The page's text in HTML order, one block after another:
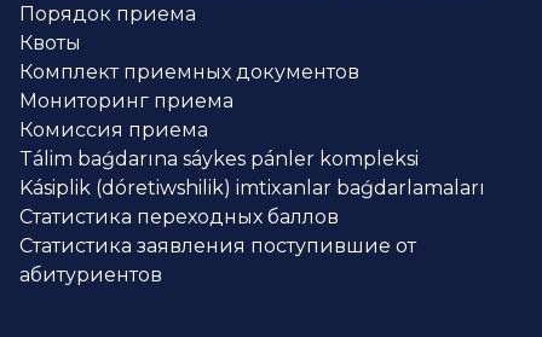
Порядок приема
Квоты
Комплект приемных документов
Мониторинг приема
Комиссия приема
Tálim baǵdarına sáykes pánler kompleksi
Kásiplik (dóretiwshilik) imtixanlar baǵdarlamaları
Статистика переходных баллов
Статистика заявления поступившие от
абитуриентов